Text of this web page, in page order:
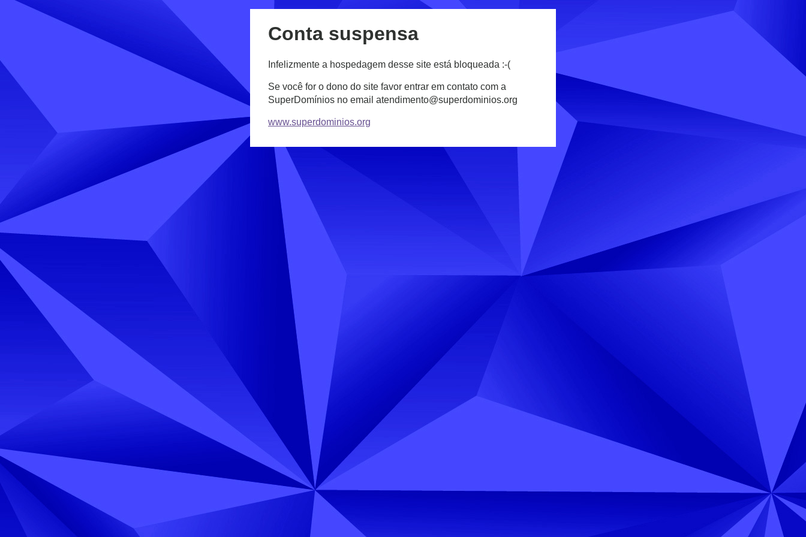
Conta suspensa
Infelizmente a hospedagem desse site está bloqueada :-(
Se você for o dono do site favor entrar em contato com a
SuperDomínios no email atendimento@superdominios.org
www.superdominios.org